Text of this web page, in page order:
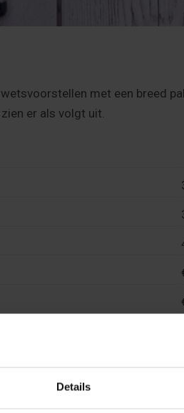
Details
met een breed
er als volgt uit.